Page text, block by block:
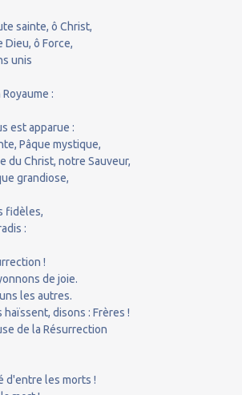
sainte, ô Christ,
Dieu, ô Force,
unis
:
est apparue :
Pâque mystique,
du Christ, notre Sauveur,
grandiose,
fidèles,
:
!
de joie.
les autres.
disons : Frères !
de la Résurrection
d'entre les morts !